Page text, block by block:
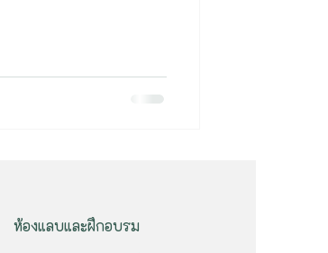
ห้องแลบและฝึกอบรม